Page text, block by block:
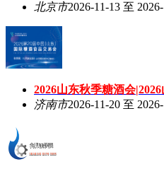
北京市2026-11-13 至
2026山东秋季糖酒会
济南市2026-11-20 至